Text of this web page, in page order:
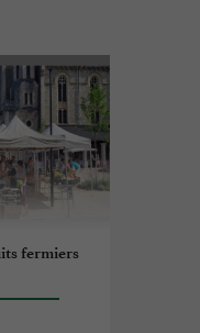
fermiers